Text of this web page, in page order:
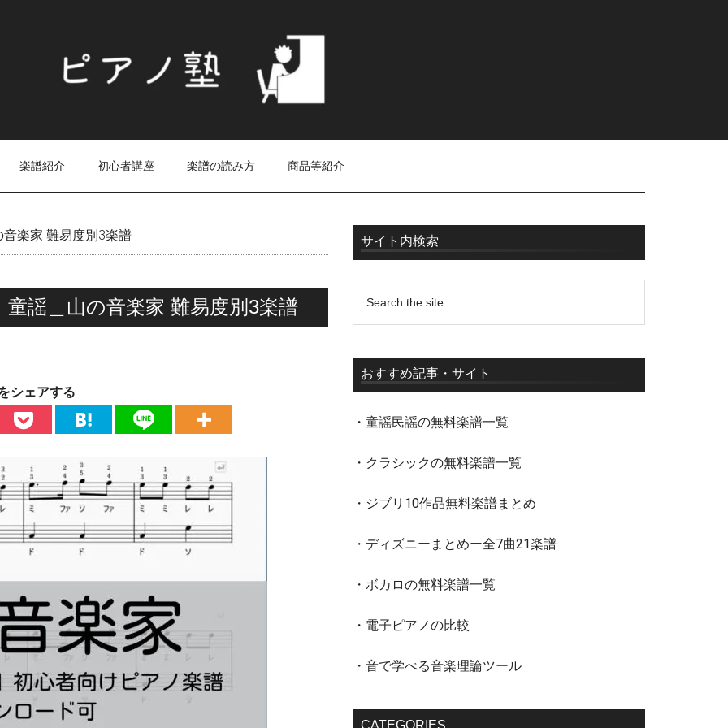
楽譜紹介 初心者講座 楽譜の読み方 商品等紹介
楽家 難易度別3楽譜
謡＿山の音楽家 難易度別3楽譜
シェアする
サイト内検索
おすすめ記事・サイト
・童謡民謡の無料楽譜一覧
・クラシックの無料楽譜一覧
・ジブリ10作品無料楽譜まとめ
・ディズニーまとめー全7曲21楽譜
・ボカロの無料楽譜一覧
・電子ピアノの比較
・音で学べる音楽理論ツール
CATEGORIES